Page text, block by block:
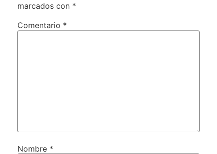
marcados con *
Comentario *
Nombre *